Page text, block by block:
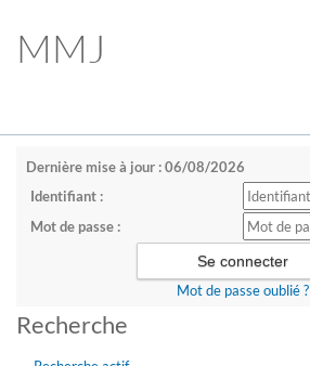
MMJ
Dernière mise à jour : 06/08/2026
Identifiant :
Mot de passe :
Mot de passe oublié ?
Recherche